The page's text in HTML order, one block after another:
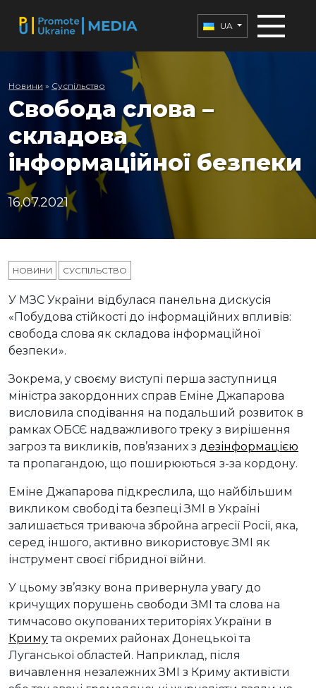
UA
Новини » Суспільство
Свобода слова –
складова
інформаційної безпеки
16.07.2021
НОВИНИ СУСПІЛЬСТВО
У МЗС України відбулася панельна дискусія
«Побудова стійкості до інформаційних впливів:
свобода слова як складова інформаційної
безпеки».
Зокрема, у своєму виступі перша заступниця
міністра закордонних справ Еміне Джапарова
висловила сподівання на подальший розвиток в
рамках ОБСЄ надважливого треку з вирішення
загроз та викликів, пов’язаних з дезінформацією
та пропагандою, що поширюються з-за кордону.
Еміне Джапарова підкреслила, що найбільшим
викликом свободі та безпеці ЗМІ в Україні
залишається триваюча збройна агресії Росії, яка,
серед іншого, активно використовує ЗМІ як
інструмент своєї гібридної війни.
У цьому зв’язку вона привернула увагу до
кричущих порушень свободи ЗМІ та слова на
тимчасово окупованих територіях України в
Кримута окремих районах Донецької та
Луганської областей. Наприклад, після
вичавлення незалежних ЗМІ з Криму активісти